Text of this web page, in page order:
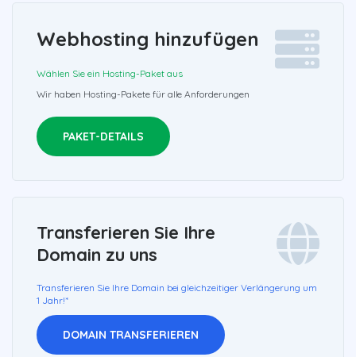
Webhosting hinzufügen
Wählen Sie ein Hosting-Paket aus
Wir haben Hosting-Pakete für alle Anforderungen
PAKET-DETAILS
Transferieren Sie Ihre
Domain zu uns
Transferieren Sie Ihre Domain bei gleichzeitiger Verlängerung um
1 Jahr!*
DOMAIN TRANSFERIEREN